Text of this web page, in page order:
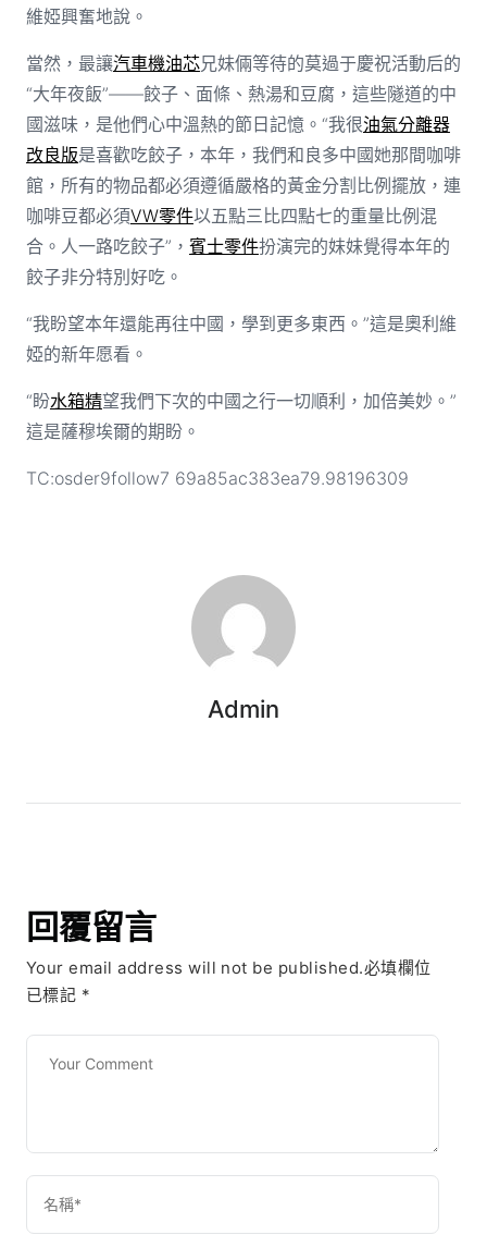
維婭興奮地說。
當然，最讓汽車機油芯兄妹倆等待的莫過于慶祝活動后的
“大年夜飯”——餃子、面條、熱湯和豆腐，這些隧道的中
國滋味，是他們心中溫熱的節日記憶。“我很油氣分離器
改良版是喜歡吃餃子，本年，我們和良多中國她那間咖啡
館，所有的物品都必須遵循嚴格的黃金分割比例擺放，連
咖啡豆都必須VW零件以五點三比四點七的重量比例混
合。人一路吃餃子”， 賓士零件扮演完的妹妹覺得本年的
餃子非分特別好吃。
“我盼望本年還能再往中國，學到更多東西。”這是奧利維
婭的新年愿看。
“盼水箱精望我們下次的中國之行一切順利，加倍美妙。”
這是薩穆埃爾的期盼。
TC:osder9follow7 69a85ac383ea79.98196309
Admin
回覆留言
Your email address will not be published.必填欄位
已標記 *